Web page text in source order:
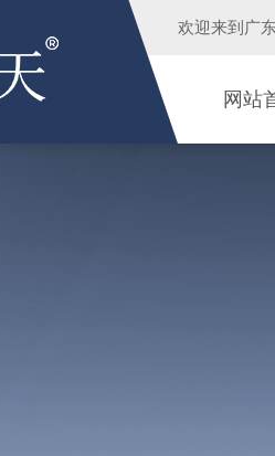
欢迎来到 广
网站